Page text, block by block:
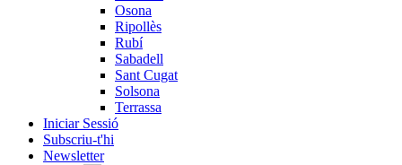
Osona
Ripollès
Rubí
Sabadell
Sant Cugat
Solsona
Terrassa
Iniciar Sessió
Subscriu-t'hi
Newsletter